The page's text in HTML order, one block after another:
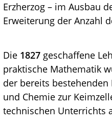
Erzherzog – im Ausbau
Erweiterung der Anzahl
Die 1827 geschaffene
praktische Mathematik
der bereits
und Chemie zur
technischen Unterrichts